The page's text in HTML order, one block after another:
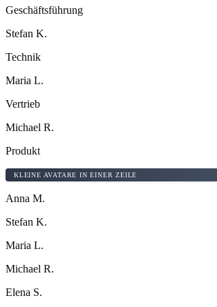
Geschäftsführung
Stefan K.
Technik
Maria L.
Vertrieb
Michael R.
Produkt
KLEINE AVATARE IN EINER ZEILE
Anna M.
Stefan K.
Maria L.
Michael R.
Elena S.